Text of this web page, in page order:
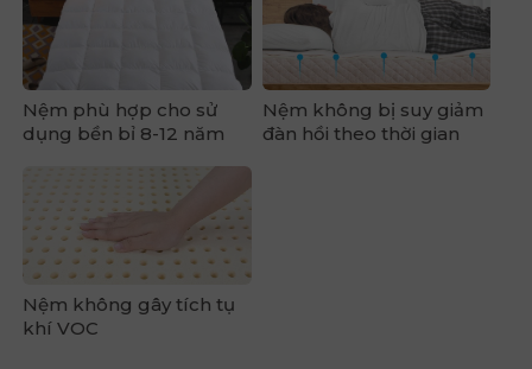
Nệm phù hợp cho sử
dụng bền bỉ 8-12 năm
Nệm không bị suy giảm
đàn hồi theo thời gian
Nệm không gây tích tụ
khí VOC